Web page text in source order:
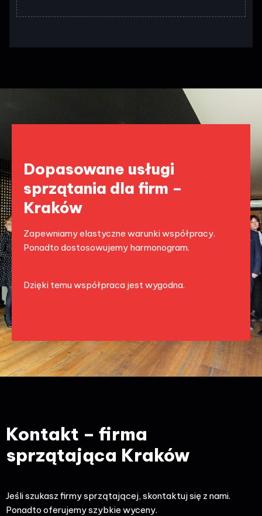
Dopasowane usługi
sprzątania dla firm –
Kraków
Zapewniamy elastyczne warunki współpracy.
Ponadto dostosowujemy harmonogram.
Dzięki temu współpraca jest wygodna.
Kontakt – firma
sprzątająca Kraków
Jeśli szukasz firmy sprzątającej, skontaktuj się z nami.
Ponadto oferujemy szybkie wyceny.